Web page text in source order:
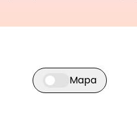
Przełącz widok mapy
Mapa